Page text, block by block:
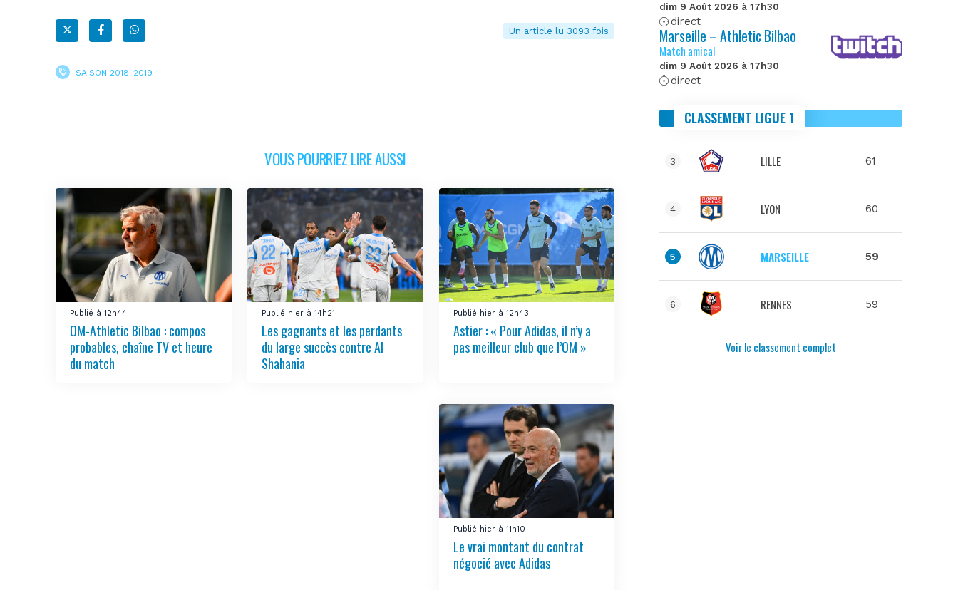
Un article lu 3093 fois
SAISON 2018-2019
VOUS POURRIEZ LIRE AUSSI
Publié à 12h44
OM-Athletic Bilbao : compos
probables, chaîne TV et heure
du match
Publié hier à 14h21
Les gagnants et les perdants
du large succès contre Al
Shahania
Publié hier à 12h43
Astier : « Pour Adidas, il n’y a
pas meilleur club que l’OM »
Publié hier à 11h10
Le vrai montant du contrat
négocié avec Adidas
dim 9 Août 2026 à 17h30
direct
Marseille – Athletic Bilbao
Match amical
dim 9 Août 2026 à 17h30
direct
CLASSEMENT LIGUE 1
3 LILLE 61
4 LYON 60
5 MARSEILLE 59
6 RENNES 59
Voir le classement complet